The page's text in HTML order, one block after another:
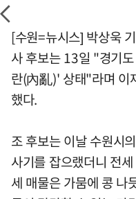
[수원=뉴시스] 박상욱
사 후보는 13일 "경기
란(內亂)' 상태"라며 이
했다.
조 후보는 이날 수원시
사기를 잡으랬더니 전
세 매물은 가뭄에 콩 나